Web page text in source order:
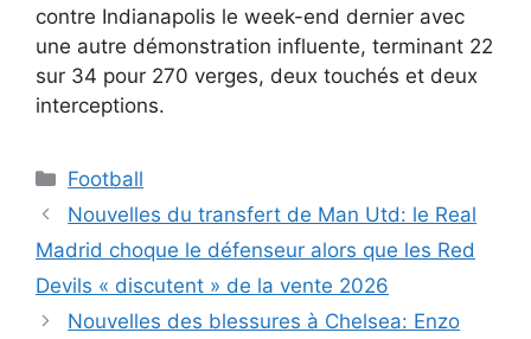
contre Indianapolis le week-end dernier avec
une autre démonstration influente, terminant 22
sur 34 pour 270 verges, deux touchés et deux
interceptions.
Catégories
Football
Nouvelles du transfert de Man Utd: le Real
Madrid choque le défenseur alors que les Red
Devils « discutent » de la vente 2026
Nouvelles des blessures à Chelsea: Enzo